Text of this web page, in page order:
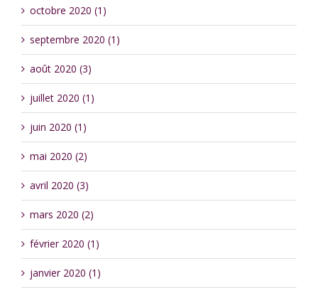
octobre 2020 (1)
septembre 2020 (1)
août 2020 (3)
juillet 2020 (1)
juin 2020 (1)
mai 2020 (2)
avril 2020 (3)
mars 2020 (2)
février 2020 (1)
janvier 2020 (1)